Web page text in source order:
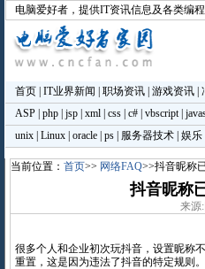
电脑爱好者 ，提供IT资讯信息及各类编
首页| IT业界新闻 职场资讯| 游戏资讯|
ASP| php| jsp| xml| css| c#| vbscript|
unix| Linux| oracle| ps| 服务器技术| 娱乐|
当前位置： 首页>> 网络FAQ>>抖音昵称
抖音昵称
来源
很多个人和企业初次玩抖音，设置昵称
重置，这是因为违法了抖音的特定规则。